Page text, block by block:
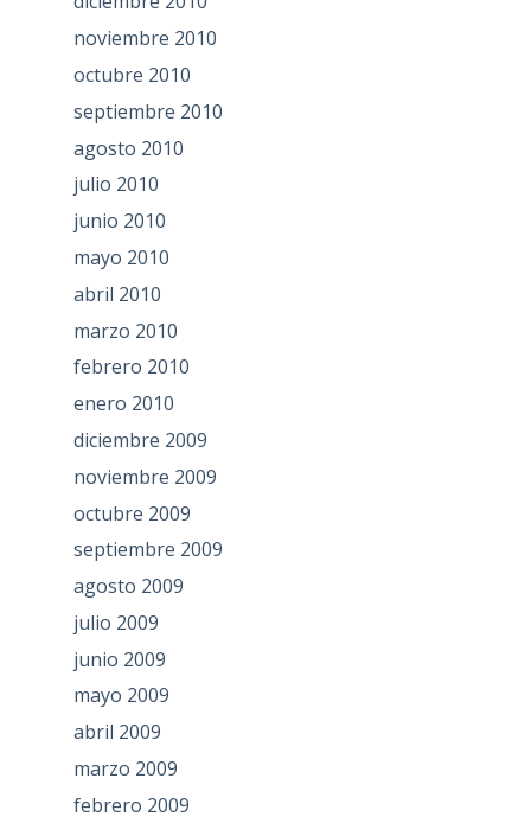
noviembre 2010
octubre 2010
septiembre 2010
agosto 2010
julio 2010
junio 2010
mayo 2010
abril 2010
marzo 2010
febrero 2010
enero 2010
diciembre 2009
noviembre 2009
octubre 2009
septiembre 2009
agosto 2009
julio 2009
junio 2009
mayo 2009
abril 2009
marzo 2009
febrero 2009